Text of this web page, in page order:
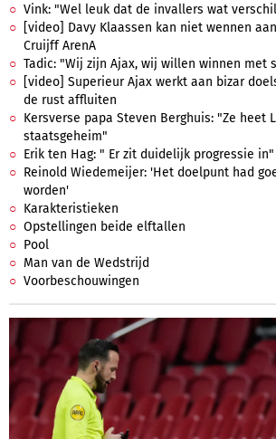
Vink: "Wel leuk dat de invallers wat
[video] Davy Klaassen kan niet wennen
Cruijff ArenA
Tadic: "Wij zijn Ajax, wij willen winnen met
[video] Superieur Ajax werkt aan bizar
de rust affluiten
Kersverse papa Steven Berghuis: "Ze heet
staatsgeheim"
Erik ten Hag: " Er zit duidelijk progressie in"
Reinold Wiedemeijer: 'Het doelpunt had
worden'
Karakteristieken
Opstellingen beide elftallen
Pool
Man van de Wedstrijd
Voorbeschouwingen